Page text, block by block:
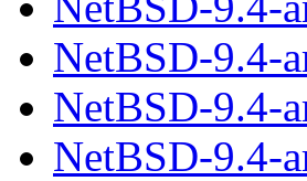
NetBSD-9.4-
NetBSD-9.4-
NetBSD-9.4-